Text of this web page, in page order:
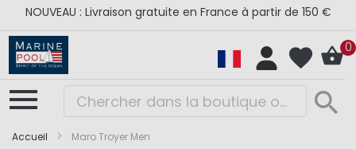
NOUVEAU : Livraison gratuite en France à partir de 150 €
0
Accueil Maro Troyer Men